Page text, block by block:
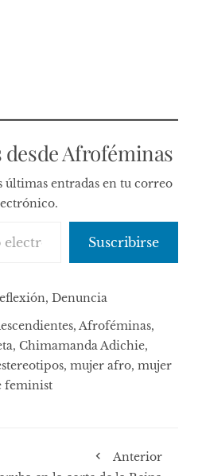
Afroféminas
últimas entradas en tu correo
Suscribirse
, Denuncia
, Afroféminas,
, Chimamanda Adichie,
, mujer afro, mujer
feminist
Anterior